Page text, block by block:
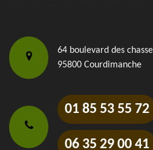
64 boulevard des
95800 Courdimanche
01 85 53 55 72
06 35 29 00 41